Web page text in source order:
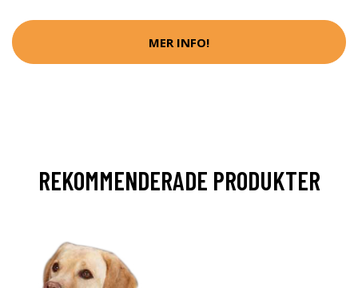
MER INFO!
REKOMMENDERADE PRODUKTER